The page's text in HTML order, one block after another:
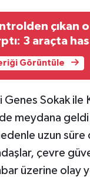
çıkan
3 araçta
Görüntüle
Sokak ile
meydana
uzun
çevre
üzerine olay